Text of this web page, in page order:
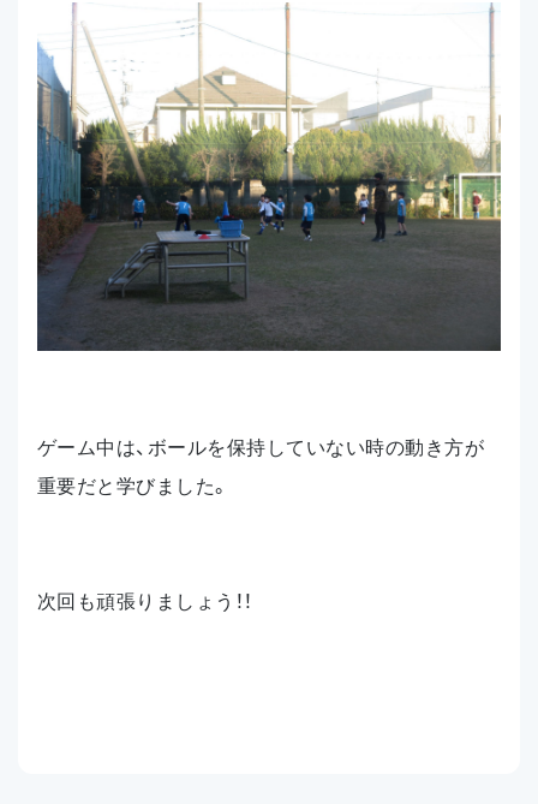
ゲーム中は、ボールを保持していない時の動き方が
重要だと学びました。
次回も頑張りましょう！！